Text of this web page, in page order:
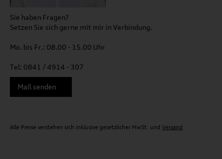
Sie haben Fragen?
Setzen Sie sich gerne mit mir in Verbindung.
Mo. bis Fr.: 08.00 - 15.00 Uhr
Tel: 0841 / 4914 - 307
Mail senden
Alle Preise verstehen sich inklusive gesetzlicher MwSt. und Versand